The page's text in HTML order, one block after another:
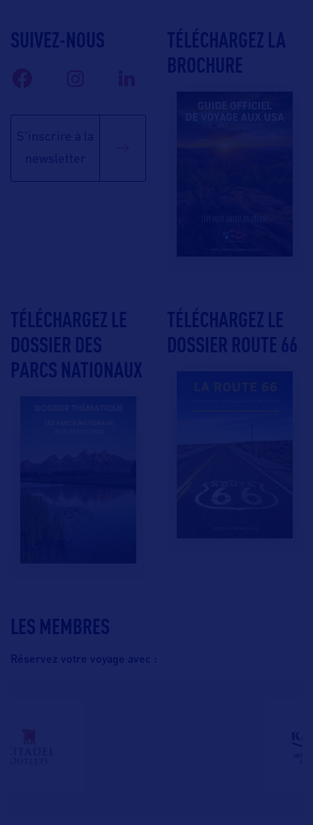
LES MEMBRES
Réservez votre voyage avec :
SUIVEZ-NOUS
S'inscrire à la
newsletter
TÉLÉCHARGEZ LA
BROCHURE
TÉLÉCHARGEZ LE
DOSSIER DES
PARCS NATIONAUX
TÉLÉCHARGEZ LE
DOSSIER ROUTE 66